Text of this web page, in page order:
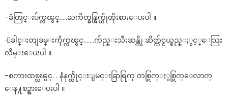
-ခံတြင္းပ်က္လၽွင္…..ႀကိတ္မွန္ရြက္ယိုထိုးစားေပးပါ ။
-ေခါင္းတျခမ္းကိုက္လၽွင္…….က်ည္းသီးဆန္ကို ဆိတ္က်င္ငယ္ရည္ႏွင့္ေသြး
လိမ္းေပးပါ ။
-စကားထစ္လၽွင္. . နံနက္တိုင္းျမင္းခြာရြက္ တစ္ရြက္ႏွစ္ရြက္ေလာက္
ေန႔စဥ္စားေပးပါ ။